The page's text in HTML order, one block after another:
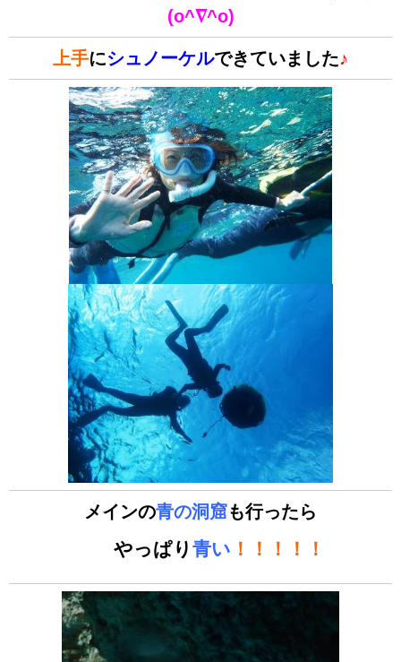
(o^∇^o)
上手にシュノーケルできていました♪
メインの青の洞窟も行ったら
やっぱり 青い ！！！！！